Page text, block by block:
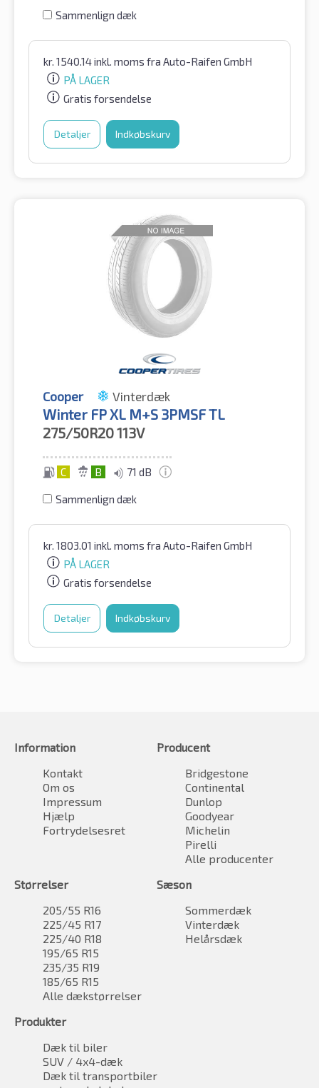
Sammenlign dæk
kr. 1540.14inkl. moms fra Auto-Raifen GmbH
PÅ LAGER
Gratis forsendelse
Detaljer Indkøbskurv
Cooper Vinterdæk
Winter FP XL M+S 3PMSF TL
275/50R20113V
C B 71 dB
Sammenlign dæk
kr. 1803.01 inkl. moms fra Auto-Raifen GmbH
PÅ LAGER
Gratis forsendelse
Detaljer Indkøbskurv
Information
Kontakt
Om os
Impressum
Hjælp
Fortrydelsesret
Producent
Bridgestone
Continental
Dunlop
Goodyear
Michelin
Pirelli
Alle producenter
Størrelser
205/55 R16
225/45 R17
225/40 R18
195/65 R15
235/35 R19
185/65 R15
Alle dækstørrelser
Sæson
Sommerdæk
Vinterdæk
Helårsdæk
Produkter
Dæk til biler
SUV / 4x4-dæk
Dæk til transportbiler